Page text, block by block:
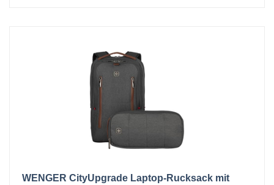
WENGER CityUpgrade Laptop-Rucksack mit